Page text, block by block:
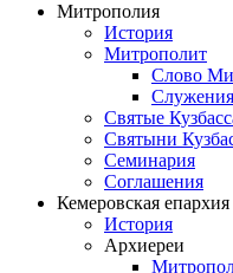
Митрополия
История
Митрополит
Слово
Святые
Святыни
Семинария
Соглашения
Кемеровская епархия
История
Архиереи